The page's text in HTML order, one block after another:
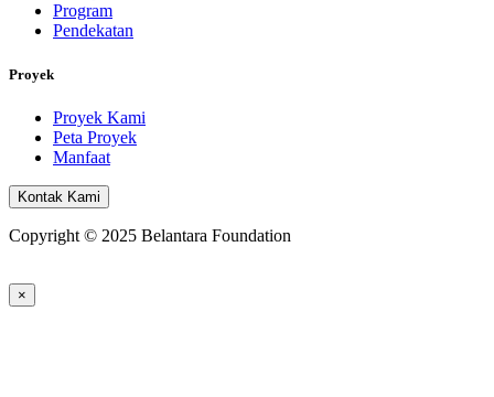
Program
Pendekatan
Proyek
Proyek Kami
Peta Proyek
Manfaat
Kontak Kami
Copyright © 2025 Belantara Foundation
×